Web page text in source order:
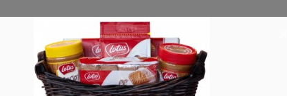
Fingerfood 0